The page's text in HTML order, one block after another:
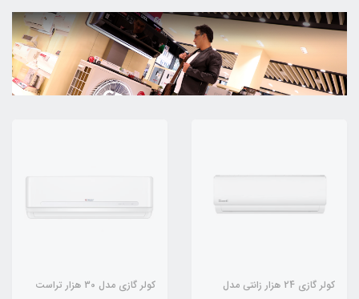
کولر گازی 24 هزار زانتی مدل
کولر گازی مدل 30 هزار تراست